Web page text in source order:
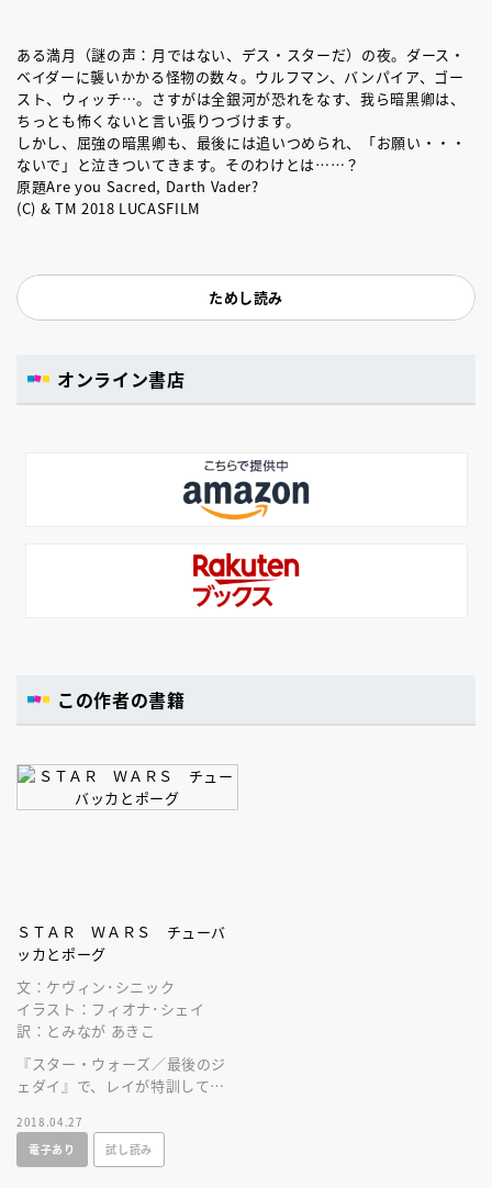
ある満月（謎の声：月ではない、デス・スターだ）の夜。ダース・
ベイダーに襲いかかる怪物の数々。ウルフマン、バンパイア、ゴー
スト、ウィッチ…。さすがは全銀河が恐れをなす、我ら暗黒卿は、
ちっとも怖くないと言い張りつづけます。
しかし、屈強の暗黒卿も、最後には追いつめられ、「お願い・・・
ないで」と泣きついてきます。そのわけとは……？
原題Are you Sacred, Darth Vader?
(C) & TM 2018 LUCASFILM
ためし読み
オンライン書店
この作者の書籍
ＳＴＡＲ ＷＡＲＳ チューバ
ッカとポーグ
文：ケヴィン･シニック
イラスト：フィオナ･シェイ
訳：とみなが あきこ
『スター・ウォーズ／最後のジ
ェダイ』で、レイが特訓してい
ぎな友情が芽生えていた……。
2018.04.27
電子あり
試し読み